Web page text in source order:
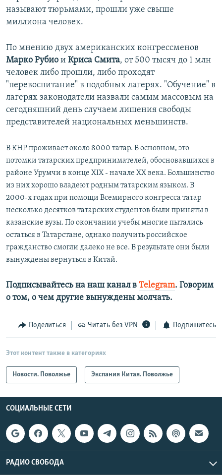
называют тюрьмами, прошли уже свыше
миллиона человек.
По мнению двух американских конгрессменов
Марко Рубио и Криса Смита, от 500 тысяч до 1 млн
человек либо прошли, либо проходят
"перевоспитание" в подобных лагерях. "Обучение" в
лагерях законодатели назвали самым массовым на
сегодняшний день случаем лишения свободы
представителей национальных меньшинств.
В КНР проживает около 8000 татар. В основном, это
потомки татарских предпринимателей, обосновавшихся в
районе Урумчи в конце XIX - начале ХХ века. Большинство
из них хорошо владеют родным татарским языком. В
2000-х годах при помощи Всемирного конгресса татар
несколько десятков татарских студентов были приняты в
казанские вузы. По окончании учебы многие пытались
остаться в Татарстане, однако получить российское
гражданство смогли далеко не все. В результате они были
вынуждены вернуться в Китай.
Подписывайтесь на наш канал в Telegram. Говорим
о том, о чем другие вынуждены молчать.
Поделиться Читать без VPN Подпишитесь
Этот контент также в категориях
Новости. Поволжье Экспания Китая. Поволжье
СОЦИАЛЬНЫЕ СЕТИ
РАДИО СВОБОДА